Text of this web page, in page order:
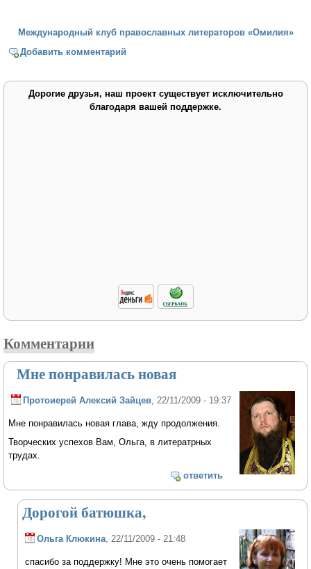
Международный клуб православных литераторов «Омилия»
Добавить комментарий
Дорогие друзья, наш проект существует исключительно
благодаря вашей поддержке.
Комментарии
Мне понравилась новая
Протоиерей Алексий Зайцев, 22/11/2009 - 19:37
Мне понравилась новая глава, жду продолжения.
Творческих успехов Вам, Ольга, в литератрных
трудах.
ответить
Дорогой батюшка,
Ольга Клюкина , 22/11/2009 - 21:48
спасибо за поддержку! Мне это очень помогает